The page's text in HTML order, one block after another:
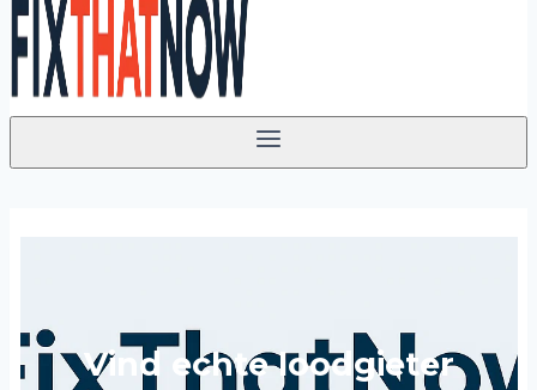
Vind echte loodgieter